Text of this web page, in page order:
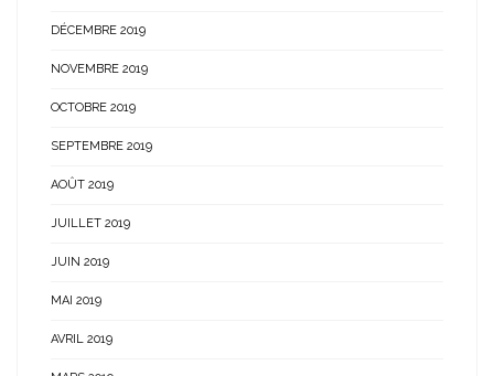
DÉCEMBRE 2019
NOVEMBRE 2019
OCTOBRE 2019
SEPTEMBRE 2019
AOÛT 2019
JUILLET 2019
JUIN 2019
MAI 2019
AVRIL 2019